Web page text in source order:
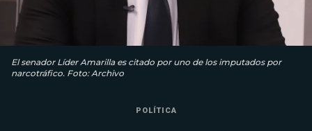
El senador Líder Amarilla es citado por uno de los imputados por
narcotráfico. Foto: Archivo
POLÍTICA